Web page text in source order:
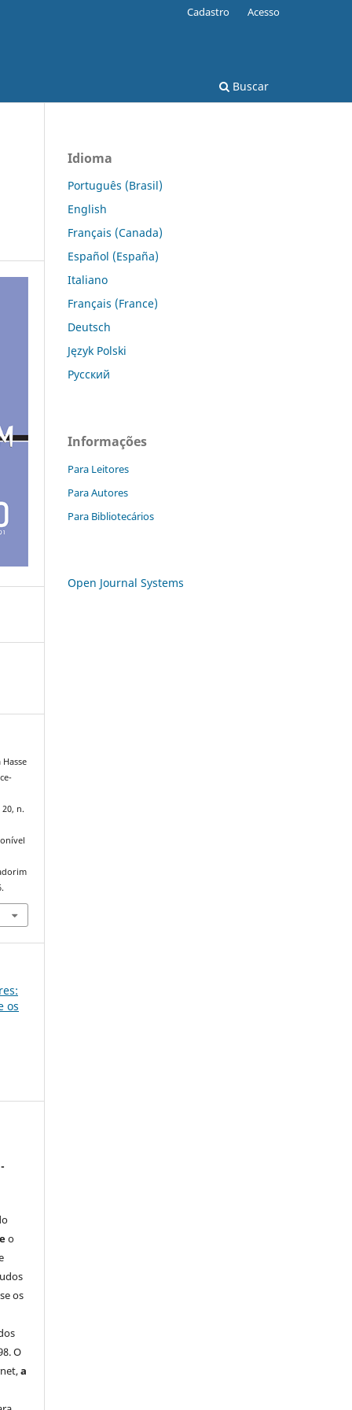
Buscar
Cadastro Acesso
Hasse
n.
os
o
os
O
a
Idioma
Português (Brasil)
English
Français (Canada)
Español (España)
Italiano
Français (France)
Deutsch
Język Polski
Русский
Informações
Para Leitores
Para Autores
Para Bibliotecários
Open Journal Systems